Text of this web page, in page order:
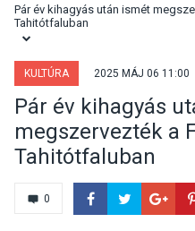
Pár év kihagyás után ismét
Tahitótfaluban
KULTÚRA 2025 MÁJ 06 11:00
Pár év kihagyás
megszervezték a
Tahitótfaluban
0